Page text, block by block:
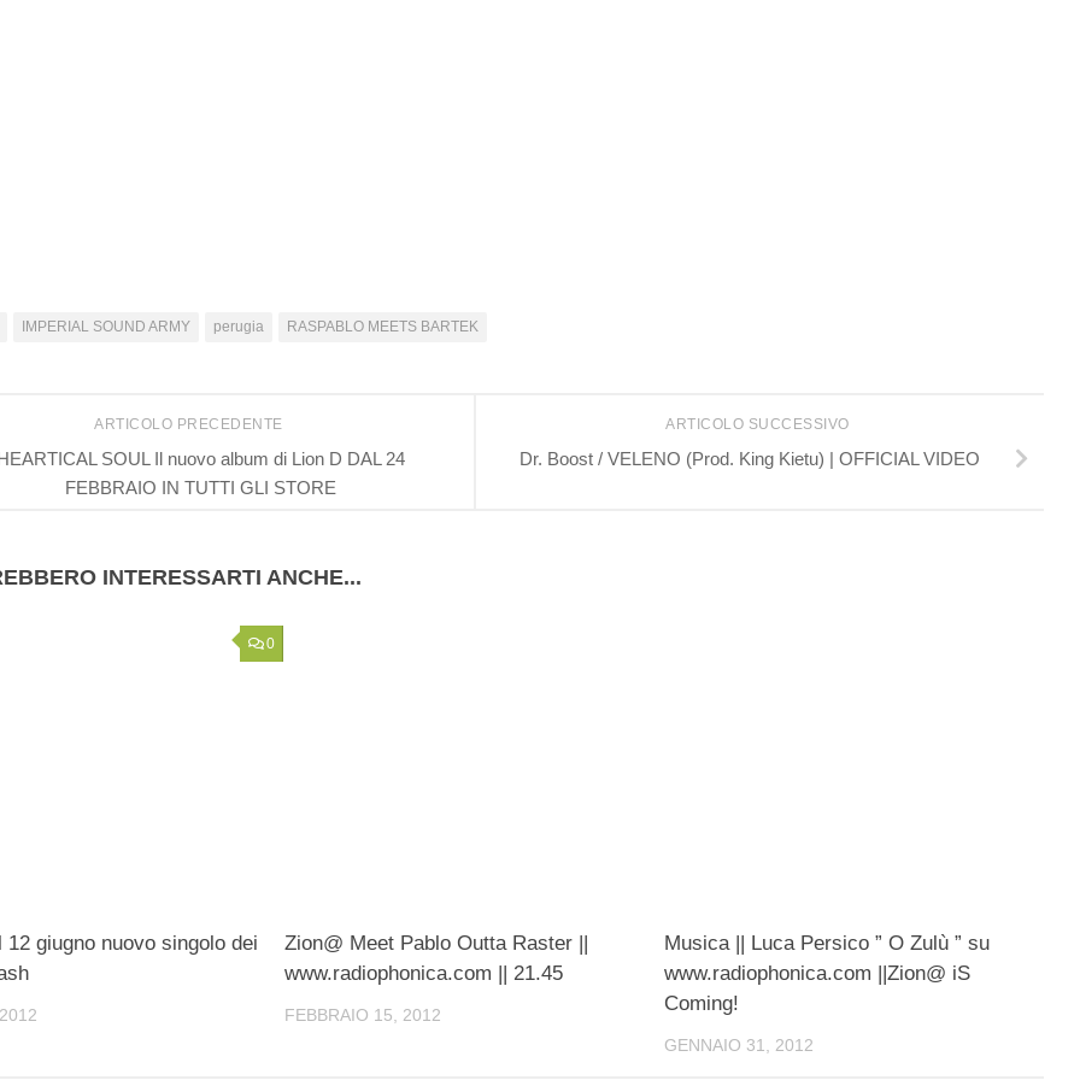
IMPERIAL SOUND ARMY perugia RASPABLO MEETS BARTEK
ARTICOLO SUCCESSIVO
Dr. Boost / VELENO (Prod. King Kietu) | OFFICIAL VIDEO
ARTICOLO PRECEDENTE
SOUL Il nuovo album di Lion D DAL 24
FEBBRAIO IN TUTTI GLI STORE
INTERESSARTI ANCHE...
0
12 giugno nuovo singolo dei
Zion@ Meet Pablo Outta Raster ||
www.radiophonica.com || 21.45
FEBBRAIO 15, 2012
Musica || Luca Persico ” O Zulù ” su
www.radiophonica.com ||Zion@ iS
Coming!
GENNAIO 31, 2012